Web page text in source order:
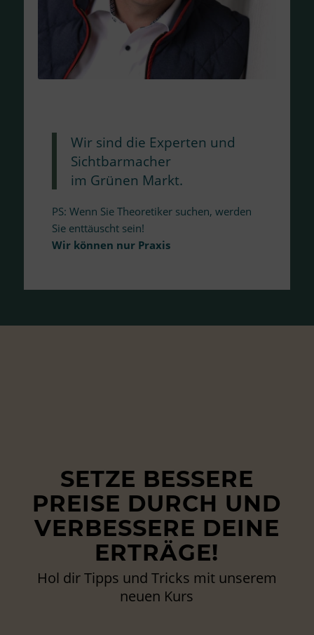
Wir sind die Experten und
Sichtbarmacher
im Grünen Markt.
PS: Wenn Sie Theoretiker suchen, werden
Sie enttäuscht sein!
Wir können nur Praxis
SETZE BESSERE
PREISE DURCH UND
VERBESSERE DEINE
ERTRÄGE!
Hol dir Tipps und Tricks mit unserem
neuen Kurs